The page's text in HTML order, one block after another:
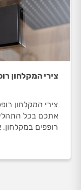
צירי המקלחון
צירי המקלחון
אתכם בכל
רופפים